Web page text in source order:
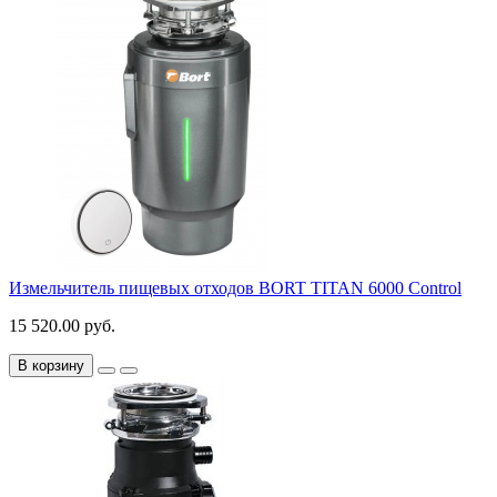
Измельчитель пищевых отходов BORT TITAN 6000 Control
15 520.00 руб.
В корзину